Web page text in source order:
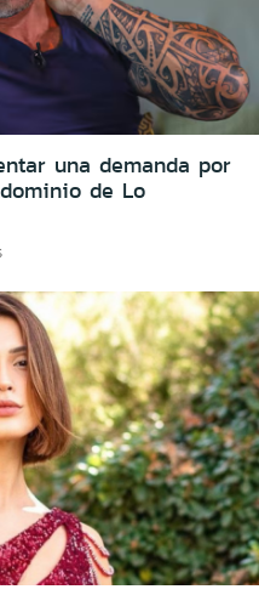
una demanda por
de Lo